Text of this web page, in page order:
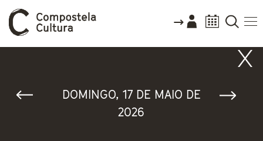
DOMINGO, 17 DE MAIO DE
2026